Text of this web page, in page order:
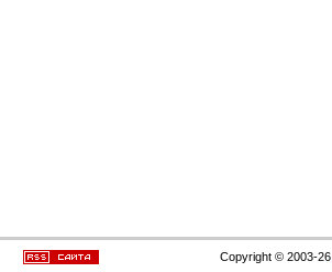
Copyright © 2003-26